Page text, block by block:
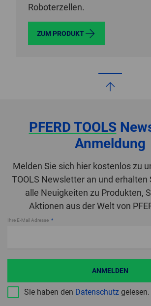
Roboterzellen.
ZUM PRODUKT
PFERD TOOLS
Anmeldung
Melden Sie sich hier kostenlos zu
TOOLS Newsletter an und erhalten
alle Neuigkeiten zu Produkten,
Aktionen aus der Welt von
Ihre E-Mail Adresse
Sie haben den Datenschutz gelesen.
ANMELDEN